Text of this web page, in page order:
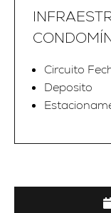
Circuito
Deposito